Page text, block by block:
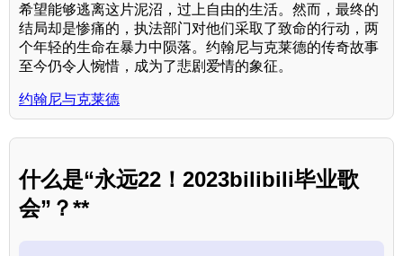
希望能够逃离这片泥沼，过上自由的生活。然而，最终的
结局却是惨痛的，执法部门对他们采取了致命的行动，两
个年轻的生命在暴力中陨落。约翰尼与克莱德的传奇故事
至今仍令人惋惜，成为了悲剧爱情的象征。
约翰尼与克莱德
什么是“永远22！2023bilibili毕业歌
会”？**